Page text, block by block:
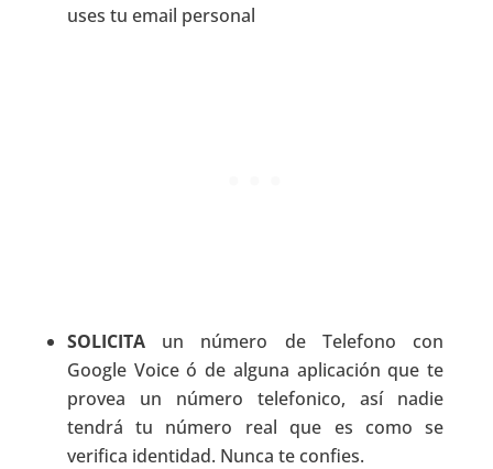
uses tu email personal
SOLICITAun número de Telefono con
Google Voice ó de alguna aplicación que te
provea un número telefonico, así nadie
tendrá tu número real que es como se
verifica identidad. Nunca te confies.